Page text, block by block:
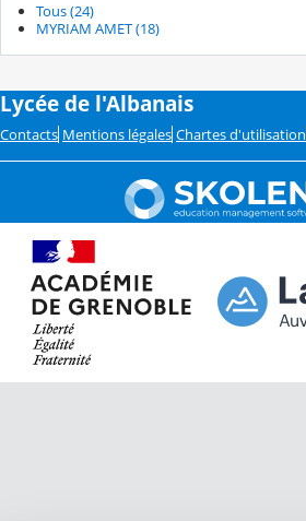
Tous (24)
MYRIAM AMET (18)
Lycée de l'Albanais
Contacts Mentions légales Chartes d'utilisation